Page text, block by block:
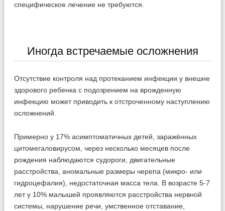
специфическое лечение не требуются.
Иногда встречаемые осложнения
Отсутствие контроля над протеканием инфекции у внешне
здорового ребенка с подозрением на врожденную
инфекцию может приводить к отстроченному наступлению
осложнений.
Примерно у 17% асимптоматичных детей, заражённых
цитомегаловирусом, через несколько месяцев после
рождения наблюдаются судороги, двигательные
расстройства, аномальные размеры черепа (микро- или
гидроцефалия), недостаточная масса тела. В возрасте 5-7
лет у 10% малышей проявляются расстройства нервной
системы, нарушение речи, умственное отставание,